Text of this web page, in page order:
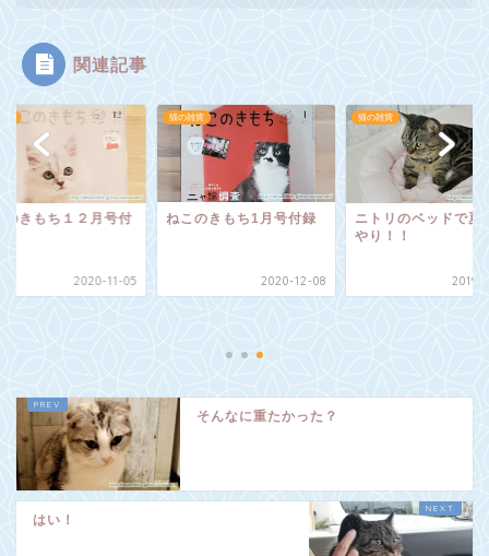
関連記事
のきもち１２月号付
2020-11-05
猫の雑貨
ねこのきもち1月号付録
2020-12-08
猫の雑貨
ニトリのベッドで夏
やり！！
2019-
そんなに重たかった？
はい！